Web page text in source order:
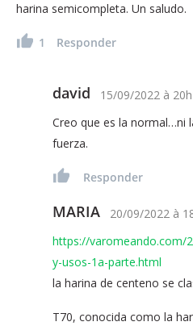
harina semicompleta. Un saludo.
1 Responder
david 15/09/2022 à
Creo que es la normal…ni
fuerza.
Responder
MARIA 20/09/2022 à
https://varomeando.com/
y-usos-1a-parte.html
la harina de centeno se
T70, conocida como la